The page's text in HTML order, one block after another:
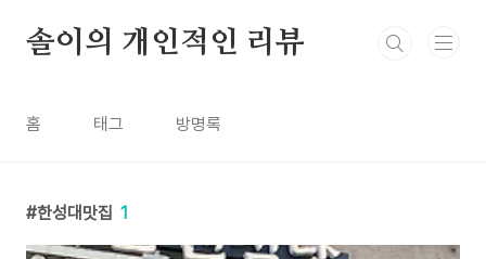
솔이의 개인적인 리뷰
홈 태그 방명록
한성대맛집 1